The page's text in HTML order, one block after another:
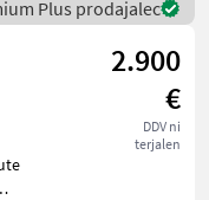
Plus prodajalec
2.900
€
DDV ni
terjalen